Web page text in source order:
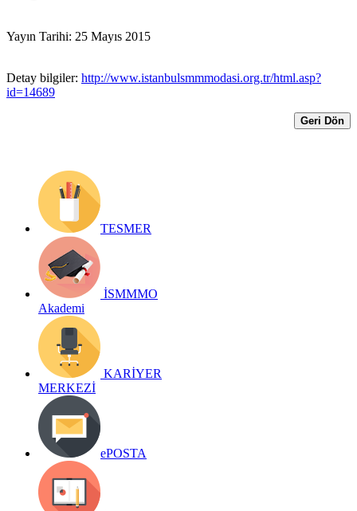
Yayın Tarihi: 25 Mayıs 2015
Detay bilgiler: http://www.istanbulsmmmodasi.org.tr/html.asp?
id=14689
Geri Dön
TESMER
İSMMMO
Akademi
KARİYER
MERKEZİ
ePOSTA